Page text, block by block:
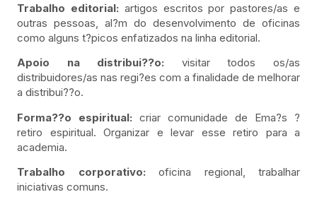
Trabalho editorial: artigos escritos por pastores/as e
outras pessoas, al?m do desenvolvimento de oficinas
como alguns t?picos enfatizados na linha editorial.
Apoio na distribui??o: visitar todos os/as
distribuidores/as nas regi?es com a finalidade de melhorar
a distribui??o.
Forma??o espiritual: criar comunidade de Ema?s ?
retiro espiritual. Organizar e levar esse retiro para a
academia.
Trabalho corporativo: oficina regional, trabalhar
iniciativas comuns.